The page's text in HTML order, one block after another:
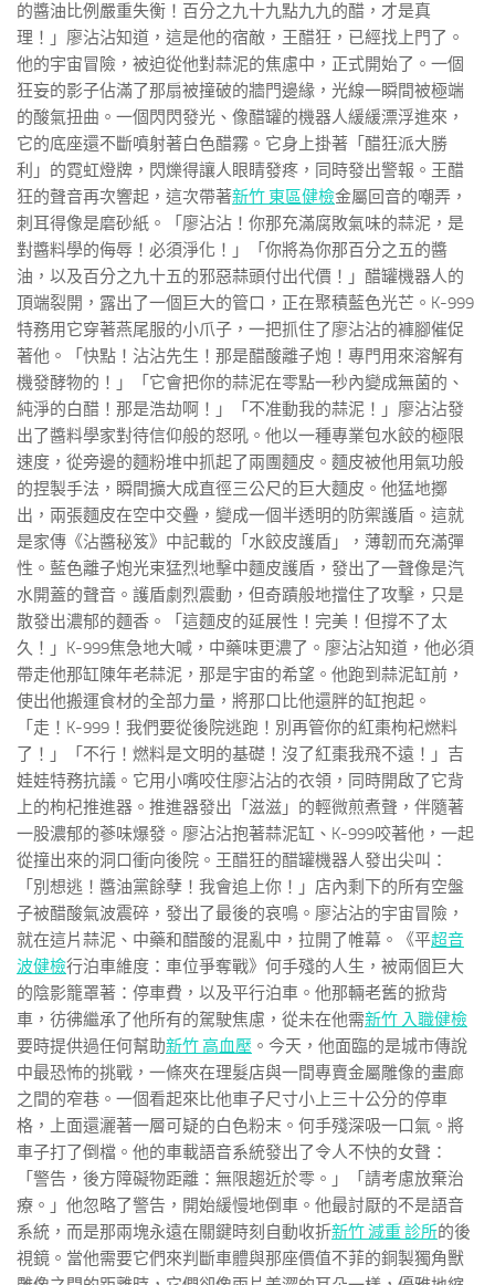
的醬油比例嚴重失衡！百分之九十九點九九的醋，才是真
理！」廖沾沾知道，這是他的宿敵，王醋狂，已經找上門了。
他的宇宙冒險，被迫從他對蒜泥的焦慮中，正式開始了。一個
狂妄的影子佔滿了那扇被撞破的牆門邊緣，光線一瞬間被極端
的酸氣扭曲。一個閃閃發光、像醋罐的機器人緩緩漂浮進來，
它的底座還不斷噴射著白色醋霧。它身上掛著「醋狂派大勝
利」的霓虹燈牌，閃爍得讓人眼睛發疼，同時發出警報。王醋
狂的聲音再次響起，這次帶著新竹 東區健檢金屬回音的嘲弄，
刺耳得像是磨砂紙。「廖沾沾！你那充滿腐敗氣味的蒜泥，是
對醬料學的侮辱！必須淨化！」「你將為你那百分之五的醬
油，以及百分之九十五的邪惡蒜頭付出代價！」醋罐機器人的
頂端裂開，露出了一個巨大的管口，正在聚積藍色光芒。K-999
特務用它穿著燕尾服的小爪子，一把抓住了廖沾沾的褲腳催促
著他。「快點！沾沾先生！那是醋酸離子炮！專門用來溶解有
機發酵物的！」「它會把你的蒜泥在零點一秒內變成無菌的、
純淨的白醋！那是浩劫啊！」「不准動我的蒜泥！」廖沾沾發
出了醬料學家對待信仰般的怒吼。他以一種專業包水餃的極限
速度，從旁邊的麵粉堆中抓起了兩團麵皮。麵皮被他用氣功般
的捏製手法，瞬間擴大成直徑三公尺的巨大麵皮。他猛地擲
出，兩張麵皮在空中交疊，變成一個半透明的防禦護盾。這就
是家傳《沾醬秘笈》中記載的「水餃皮護盾」，薄韌而充滿彈
性。藍色離子炮光束猛烈地擊中麵皮護盾，發出了一聲像是汽
水開蓋的聲音。護盾劇烈震動，但奇蹟般地擋住了攻擊，只是
散發出濃郁的麵香。「這麵皮的延展性！完美！但撐不了太
久！」K-999焦急地大喊，中藥味更濃了。廖沾沾知道，他必須
帶走他那缸陳年老蒜泥，那是宇宙的希望。他跑到蒜泥缸前，
使出他搬運食材的全部力量，將那口比他還胖的缸抱起。
「走！K-999！我們要從後院逃跑！別再管你的紅棗枸杞燃料
了！」「不行！燃料是文明的基礎！沒了紅棗我飛不遠！」吉
娃娃特務抗議。它用小嘴咬住廖沾沾的衣領，同時開啟了它背
上的枸杞推進器。推進器發出「滋滋」的輕微煎煮聲，伴隨著
一股濃郁的蔘味爆發。廖沾沾抱著蒜泥缸、K-999咬著他，一起
從撞出來的洞口衝向後院。王醋狂的醋罐機器人發出尖叫：
「別想逃！醬油黨餘孽！我會追上你！」店內剩下的所有空盤
子被醋酸氣波震碎，發出了最後的哀鳴。廖沾沾的宇宙冒險，
就在這片蒜泥、中藥和醋酸的混亂中，拉開了帷幕。《平超音
波健檢行泊車維度：車位爭奪戰》何手殘的人生，被兩個巨大
的陰影籠罩著：停車費，以及平行泊車。他那輛老舊的掀背
車，彷彿繼承了他所有的駕駛焦慮，從未在他需新竹 入職健檢
要時提供過任何幫助新竹 高血壓 。今天，他面臨的是城市傳說
中最恐怖的挑戰，一條夾在理髮店與一間專賣金屬雕像的畫廊
之間的窄巷。一個看起來比他車子尺寸小上三十公分的停車
格，上面還灑著一層可疑的白色粉末。何手殘深吸一口氣。將
車子打了倒檔。他的車載語音系統發出了令人不快的女聲：
「警告，後方障礙物距離：無限趨近於零。」「請考慮放棄治
療。」他忽略了警告，開始緩慢地倒車。他最討厭的不是語音
系統，而是那兩塊永遠在關鍵時刻自動收折新竹 減重 診所的後
視鏡。當他需要它們來判斷車體與那座價值不菲的銅製獨角獸